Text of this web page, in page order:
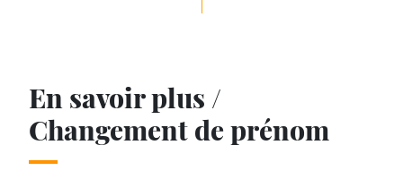
En savoir plus /
Changement de prénom